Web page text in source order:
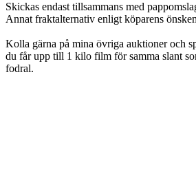
Skickas endast tillsammans med
Annat fraktalternativ enligt köparens
Kolla gärna på mina övriga auktioner och
du får upp till 1 kilo film för samma slant
fodral.